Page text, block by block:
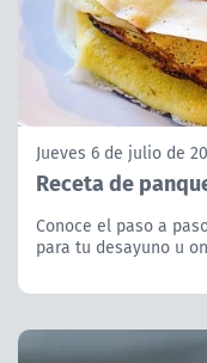
Jueves 6 de julio de
Receta de
Conoce el paso a
para tu desayuno u